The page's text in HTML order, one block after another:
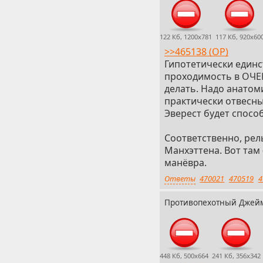
Если пытаться делать
соответствующем
контакта с
для наземной
выдаёт только в
авиации особо
скоростей из
"переступанием"
При перешагивании
переносит опору.
уровень, за который
При беге опора
траектории. А
выдерживанием
достаточно
немножко взлетел.
масс используется
122 Кб, 1200x781 117 Кб,
>>465138 (OP)
Гипотетически
проходимость в
делать. Надо
практически
Эверест будет
Соответственно,
Манхэттена. Вот там
манёвра.
Ответы 470021 470519
Противопехотный
448 Кб, 500x664 241 Кб, 356x342